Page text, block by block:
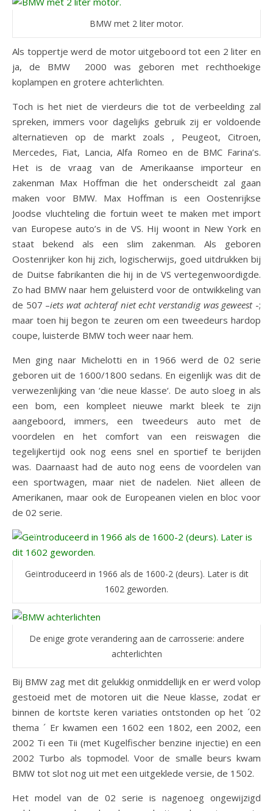
BMW met 2 liter motor.
Als toppertje werd de motor uitgeboord tot een 2 liter en
ja, de BMW 2000 was geboren met rechthoekige
koplampen en grotere achterlichten.
Toch is het niet de vierdeurs die tot de verbeelding zal
spreken, immers voor dagelijks gebruik zij er voldoende
alternatieven op de markt zoals , Peugeot, Citroen,
Mercedes, Fiat, Lancia, Alfa Romeo en de BMC Farina’s.
Het is de vraag van de Amerikaanse importeur en
zakenman Max Hoffman die het onderscheidt zal gaan
maken voor BMW. Max Hoffman is een Oostenrijkse
Joodse vluchteling die fortuin weet te maken met import
van Europese auto’s in de VS. Hij woont in New York en
staat bekend als een slim zakenman. Als geboren
Oostenrijker kon hij zich, logischerwijs, goed uitdrukken bij
de Duitse fabrikanten die hij in de VS vertegenwoordigde.
Zo had BMW naar hem geluisterd voor de ontwikkeling van
de 507 –iets wat achteraf niet echt verstandig was geweest-;
maar toen hij begon te zeuren om een tweedeurs hardop
coupe, luisterde BMW toch weer naar hem.
Men ging naar Michelotti en in 1966 werd de 02 serie
geboren uit de 1600/1800 sedans. En eigenlijk was dit de
verwezenlijking van ‘die neue klasse‘. De auto sloeg in als
een bom, een kompleet nieuwe markt bleek te zijn
aangeboord, immers, een tweedeurs auto met de
voordelen en het comfort van een reiswagen die
tegelijkertijd ook nog eens snel en sportief te berijden
was. Daarnaast had de auto nog eens de voordelen van
een sportwagen, maar niet de nadelen. Niet alleen de
Amerikanen, maar ook de Europeanen vielen en bloc voor
de 02 serie.
Geïntroduceerd in 1966 als de 1600-2 (deurs). Later is dit
1602 geworden.
De enige grote verandering aan de carrosserie: andere
achterlichten
Bij BMW zag met dit gelukkig onmiddellijk en er werd volop
gestoeid met de motoren uit die Neue klasse, zodat er
binnen de kortste keren variaties ontstonden op het ´02
thema ´ Er kwamen een 1602 een 1802, een 2002, een
2002 Ti een Tii (met Kugelfischer benzine injectie) en een
2002 Turbo als topmodel. Voor de smalle beurs kwam
BMW tot slot nog uit met een uitgeklede versie, de 1502.
Het model van de 02 serie is nagenoeg ongewijzigd